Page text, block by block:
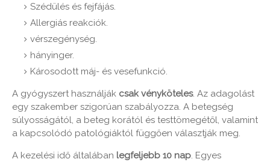
Szédülés és fejfájás.
Allergiás reakciók.
vérszegénység.
hányinger.
Károsodott máj- és vesefunkció.
A gyógyszert használják csak vényköteles. Az adagolást
egy szakember szigorúan szabályozza. A betegség
súlyosságától, a beteg korától és testtömegétől, valamint
a kapcsolódó patológiáktól függően választják meg.
A kezelési idő általában legfeljebb 10 nap. Egyes